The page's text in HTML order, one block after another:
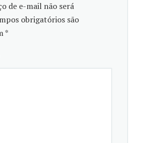
de e-mail não será
obrigatórios são
*